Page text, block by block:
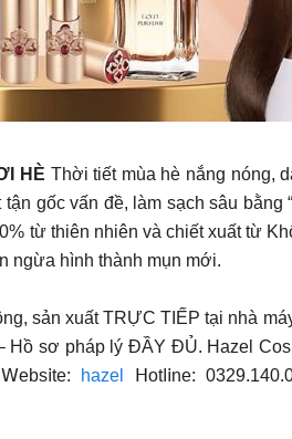
HÈ Thời tiết mùa hè nắng nóng,
gốc vấn đề, làm sạch sâu bằng
từ thiên nhiên và chiết xuất từ
ngừa hình thành mụn mới.
sản xuất TRỰC TIẾP tại nhà
Hồ sơ pháp lý ĐẦY ĐỦ. Hazel
hazel
𝖧оtⅼ𝗂nе: